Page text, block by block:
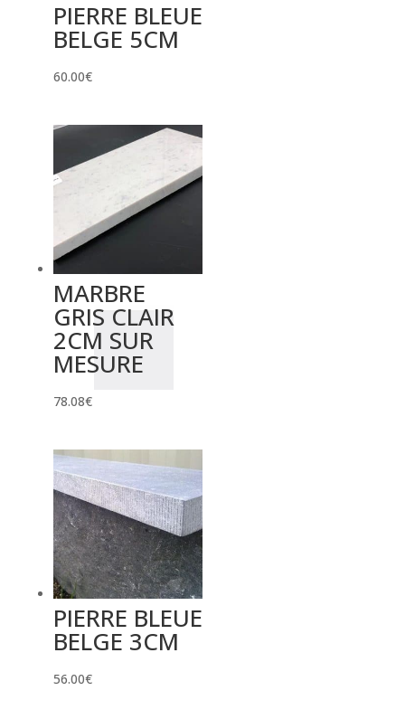
PIERRE BLEUE
BELGE 5CM
60.00€
MARBRE
GRIS CLAIR
2CM SUR
MESURE
78.08€
PIERRE BLEUE
BELGE 3CM
56.00€